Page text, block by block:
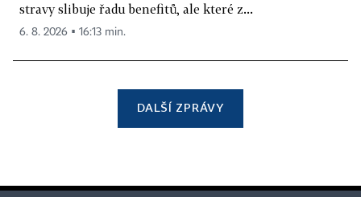
stravy slibuje řadu benefitů, ale které z...
6. 8. 2026 ▪ 16:13 min.
DALŠÍ ZPRÁVY